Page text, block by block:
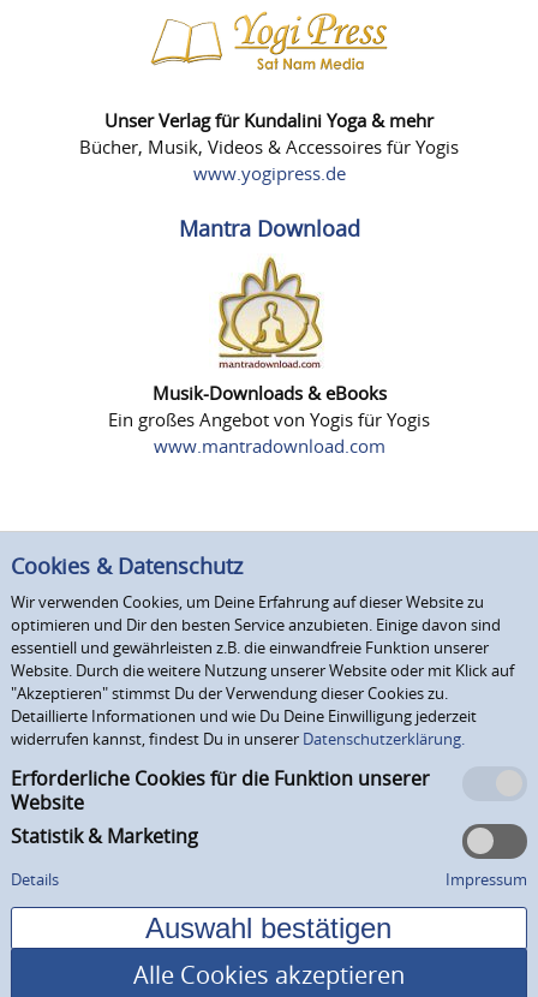
Unser Verlag für Kundalini Yoga & mehr
Bücher, Musik, Videos & Accessoires für Yogis
www.yogipress.de
Mantra Download
Musik-Downloads & eBooks
Ein großes Angebot von Yogis für Yogis
www.mantradownload.com
Cookies & Datenschutz
Wir verwenden Cookies, um Deine Erfahrung auf dieser Website zu
optimieren und Dir den besten Service anzubieten. Einige davon sind
essentiell und gewährleisten z.B. die einwandfreie Funktion unserer
Website. Durch die weitere Nutzung unserer Website oder mit Klick auf
"Akzeptieren" stimmst Du der Verwendung dieser Cookies zu.
Detaillierte Informationen und wie Du Deine Einwilligung jederzeit
widerrufen kannst, findest Du in unserer Datenschutzerklärung.
Erforderliche Cookies für die Funktion unserer
Website
Statistik & Marketing
Details Impressum
Alle Cookies akzeptieren